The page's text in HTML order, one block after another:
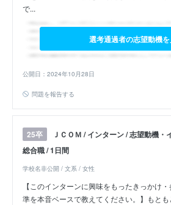
で...
選考通過者の志望動機
公開日：2024年10月28日
問題を報告する
25卒
ＪＣＯＭ / インターン / 志望動機
総合職 / 1日間
学校名非公開 / 文系 / 女性
【このインターンに興味をもったきっかけ
準を本音ベースで教えてください。】もと